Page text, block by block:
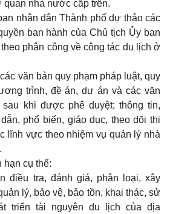
quan nhà nước cấp trên.
nhân dân Thành phố dự thảo các
ban hành của Chủ tịch Ủy ban
phân công về công tác du lịch ở
văn bản quy phạm pháp luật, quy
trình, đề án, dự án và các văn
khi được phê duyệt; thông tin,
phổ biến, giáo dục, theo dõi thi
lĩnh vực theo nhiệm vụ quản lý nhà
hạn cụ thể:
điều tra, đánh giá, phân loại, xây
lý, bảo vệ, bảo tồn, khai thác, sử
triển tài nguyên du lịch của địa